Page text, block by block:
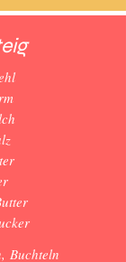
Buchteln